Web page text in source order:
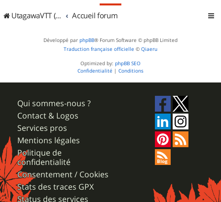
UtagawaVTT (Randos VTT et VTTAE avec traces GPS) Accueil forum
Développé par phpBB® Forum Software © phpBB Limited
Traduction française officielle © Qiaeru
Optimized by: phpBB SEO
Confidentialité | Conditions
Qui sommes-nous ?
Contact & Logos
Services pros
Mentions légales
Politique de
confidentialité
Consentement / Cookies
Stats des traces GPX
Status des services